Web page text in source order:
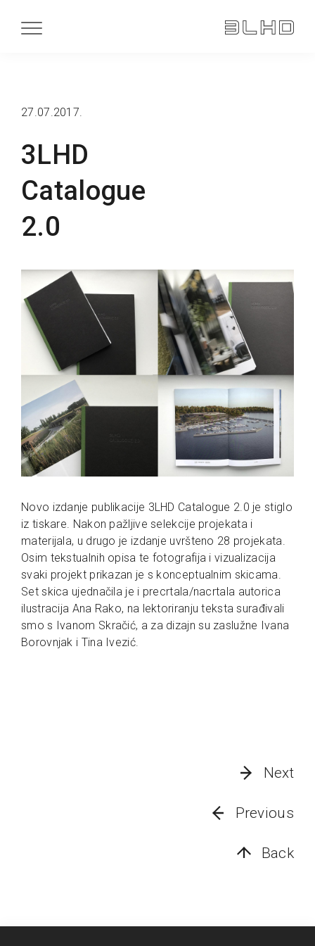
3LHD
Catalogue
2.0
27.07.2017.
Novo izdanje publikacije 3LHD Catalogue 2.0 je stiglo
iz tiskare. Nakon pažljive selekcije projekata i
materijala, u drugo je izdanje uvršteno 28 projekata.
Osim tekstualnih opisa te fotografija i vizualizacija
svaki projekt prikazan je s konceptualnim skicama.
Set skica ujednačila je i precrtala/nacrtala autorica
ilustracija Ana Rako, na lektoriranju teksta surađivali
smo s Ivanom Skračić, a za dizajn su zaslužne Ivana
Borovnjak i Tina Ivezić.
Next
Previous
Back